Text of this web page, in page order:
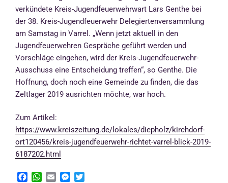
verkündete Kreis-Jugendfeuerwehrwart Lars Genthe bei
der 38. Kreis-Jugendfeuerwehr Delegiertenversammlung
am Samstag in Varrel. „Wenn jetzt aktuell in den
Jugendfeuerwehren Gespräche geführt werden und
Vorschläge eingehen, wird der Kreis-Jugendfeuerwehr-
Ausschuss eine Entscheidung treffen“, so Genthe. Die
Hoffnung, doch noch eine Gemeinde zu finden, die das
Zeltlager 2019 ausrichten möchte, war hoch.
Zum Artikel:
https://www.kreiszeitung.de/lokales/diepholz/kirchdorf-
ort120456/kreis-jugendfeuerwehr-richtet-varrel-blick-2019-
6187202.html
W
M